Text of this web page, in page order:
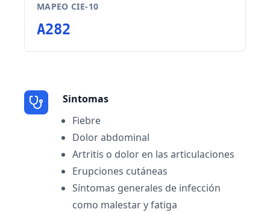
MAPEO CIE-10
A282
Sintomas
Fiebre
Dolor abdominal
Artritis o dolor en las articulaciones
Erupciones cutáneas
Síntomas generales de infección
como malestar y fatiga